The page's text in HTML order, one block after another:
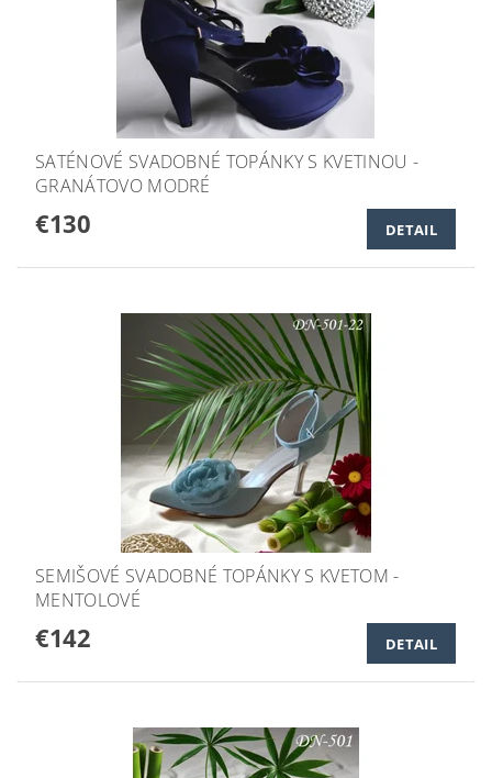
SATÉNOVÉ SVADOBNÉ TOPÁNKY S KVETINOU -
GRANÁTOVO MODRÉ
€130 DETAIL
SEMIŠOVÉ SVADOBNÉ TOPÁNKY S KVETOM -
MENTOLOVÉ
€142 DETAIL